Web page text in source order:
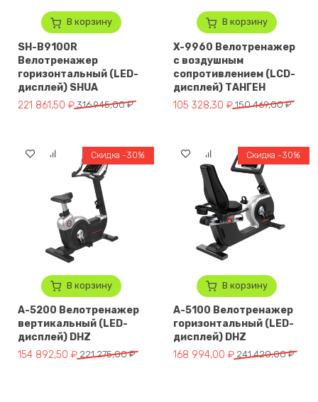
В корзину
SH-B9100R
Велотренажер
горизонтальный (LED-
дисплей) SHUA
316 945,00₽
Первоначальная цена составляла 316 945,00 ₽.
221 861,50 ₽
Текущая цена: 221 861,50 ₽.
В корзину
X-9960 Велотренажер
с воздушным
сопротивлением (LCD-
дисплей) ТАНГЕН
150 469,00₽
Первоначальная цена
105 328,30 ₽
Текущая цена: 105 328,30 ₽.
В корзину
Скидка -30%
A-5200 Велотренажер
вертикальный (LED-
дисплей) DHZ
221 275,00₽
Первоначальная цена составляла 221 275,00 ₽.
154 892,50 ₽
Текущая цена: 154 892,50 ₽.
В корзину
Скидка -30%
A-5100 Велотренажер
горизонтальный (LED-
дисплей) DHZ
241 420,00₽
Первоначальная цена
168 994,00 ₽
Текущая цена: 168 994,00 ₽.